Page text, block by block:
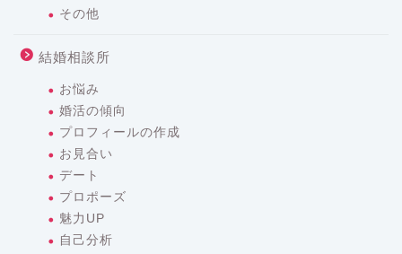
その他
結婚相談所
お悩み
婚活の傾向
プロフィールの作成
お見合い
デート
プロポーズ
魅力UP
自己分析